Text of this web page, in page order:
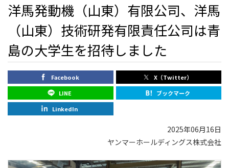
洋馬発動機（山東）有限公司、洋馬
（山東）技術研発有限責任公司は青
島の大学生を招待しました
Facebook
X（Twitter）
LINE
ブックマーク
LinkedIn
2025年06月16日
ヤンマーホールディングス株式会社